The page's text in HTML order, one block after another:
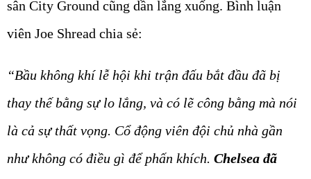
sân City Ground cũng dần lắng xuống. Bình luận
viên Joe Shread chia sẻ:
“Bầu không khí lễ hội khi trận đấu bắt đầu đã bị
thay thế bằng sự lo lắng, và có lẽ công bằng mà nói
là cả sự thất vọng. Cổ động viên đội chủ nhà gần
như không có điều gì để phấn khích. Chelsea đã